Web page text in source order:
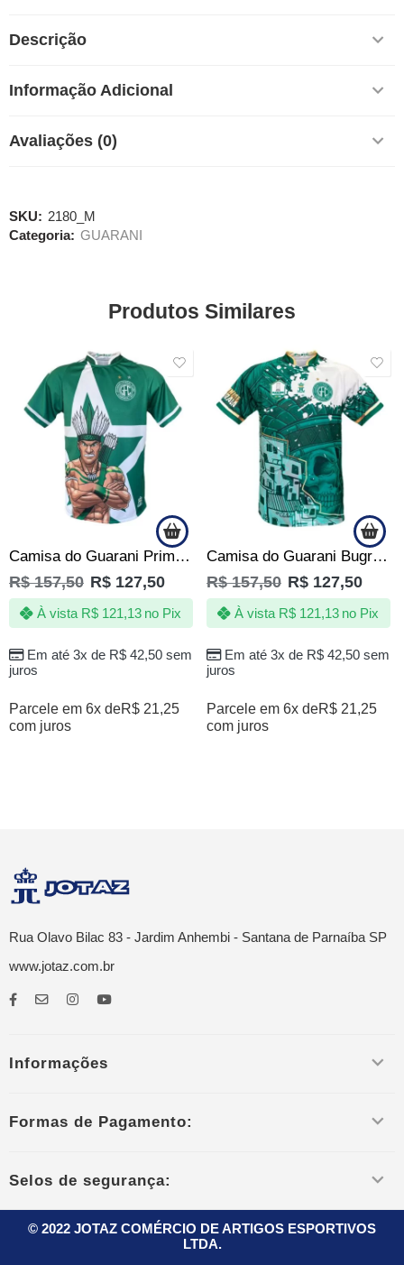
Descrição
Informação Adicional
Avaliações (0)
SKU: 2180_M
Categoria: GUARANI
Produtos Similares
Camisa do Guarani Primeira Estrela do Interior 1978 -Oficial
R$157,50 R$ 127,50
Em até 3x de R$42,50sem
juros
À vista R$121,13 no Pix
Parcele em 6x deR$ 21,25
com juros
Camisa do Guarani Bugre – Jotaz – Bugrino de Quebrada – Masculino
R$157,50 R$ 127,50
Em até 3x de R$42,50sem
juros
À vista R$121,13 no Pix
Parcele em 6x deR$ 21,25
com juros
Rua Olavo Bilac 83 - Jardim Anhembi - Santana de Parnaíba SP
www.jotaz.com.br
Informações
Formas de Pagamento:
Selos de segurança:
© 2022 JOTAZ COMÉRCIO DE ARTIGOS ESPORTIVOS
LTDA.